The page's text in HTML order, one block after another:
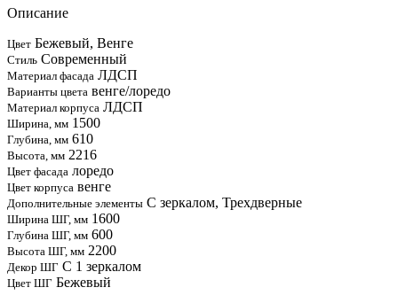
Описание
Цвет Бежевый, Венге
Стиль Современный
Материал фасада ЛДСП
Варианты цвета венге/лоредо
Материал корпуса ЛДСП
Ширина, мм 1500
Глубина, мм 610
Высота, мм 2216
Цвет фасада лоредо
Цвет корпуса венге
Дополнительные элементы С зеркалом, Трехдверные
Ширина ШГ, мм 1600
Глубина ШГ, мм 600
Высота ШГ, мм 2200
Декор ШГ С 1 зеркалом
Цвет ШГ Бежевый